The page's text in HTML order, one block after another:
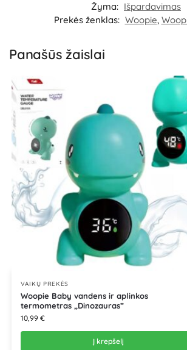
Žyma: Išpardavimas
Prekės ženklas: Woopie,
Panašūs žaislai
VAIKŲ PREKĖS
Woopie Baby vandens ir aplinkos
termometras „Dinozauras”
10,99 €
Į krepšelį